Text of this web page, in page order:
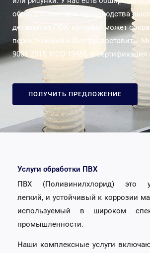
оборудование для производства
деталей из ПВХ, который может
переключения и быстро доставить.
9001:2015, ИСО 13485, и сертификация
ПОЛУЧИТЬ ПРЕДЛОЖЕНИЕ
Услуги обработки ПВХ
ПВХ (Поливинилхлорид) это
легкий, и устойчивый к коррозии
используемый в широком
промышленности.
Наши комплексные услуги